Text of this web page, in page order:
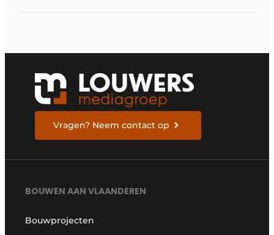
Vragen? Neem contact op
BOUWEN AAN VLAANDEREN
Bouwprojecten